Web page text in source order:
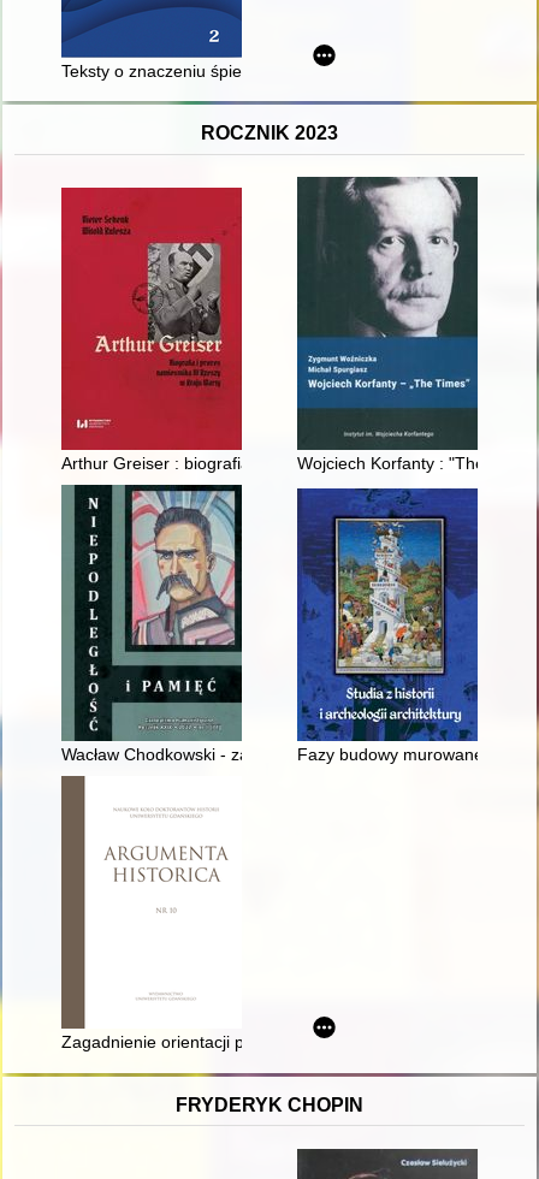
Teksty o znaczeniu śpiewu opublikowane w "Śpiewaku
ROCZNIK 2023
Arthur Greiser : biografia i proces namiestnika III Rzeszy w
Wojciech Korfanty : "The
Wacław Chodkowski - zapomniany malarz dla ubogich :
Fazy budowy murowanego
Zagadnienie orientacji politycznej Romana Dmowskiego w
FRYDERYK CHOPIN